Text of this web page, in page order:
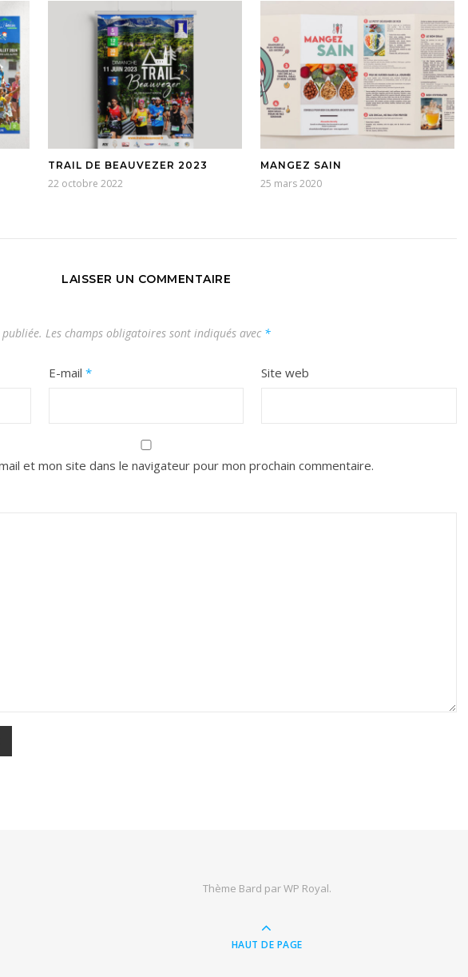
TRAIL DE BEAUVEZER 2023
22 octobre 2022
MANGEZ SAIN
25 mars 2020
LAISSER UN COMMENTAIRE
Les champs obligatoires sont indiqués avec *
E-mail * Site web
et mon site dans le navigateur pour mon prochain commentaire.
Thème Bard parWP Royal.
HAUT DE PAGE